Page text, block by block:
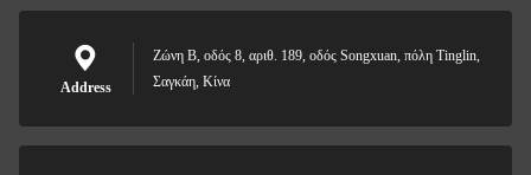
Address
Ζώνη Β, οδός 8, αριθ. 189, οδός Songxuan, πόλη Tinglin,
Σαγκάη, Κίνα